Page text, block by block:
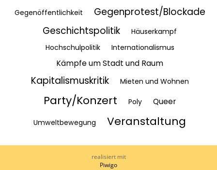
Gegenöffentlichkeit
Gegenprotest/Blockade
Geschichtspolitik
Häuserkampf
Hochschulpolitik
Internationalismus
Kämpfe um Stadt und Raum
Kapitalismuskritik Mieten und Wohnen
Party/Konzert Poly Queer
Umweltbewegung Veranstaltung
realisiert mit
Piwigo